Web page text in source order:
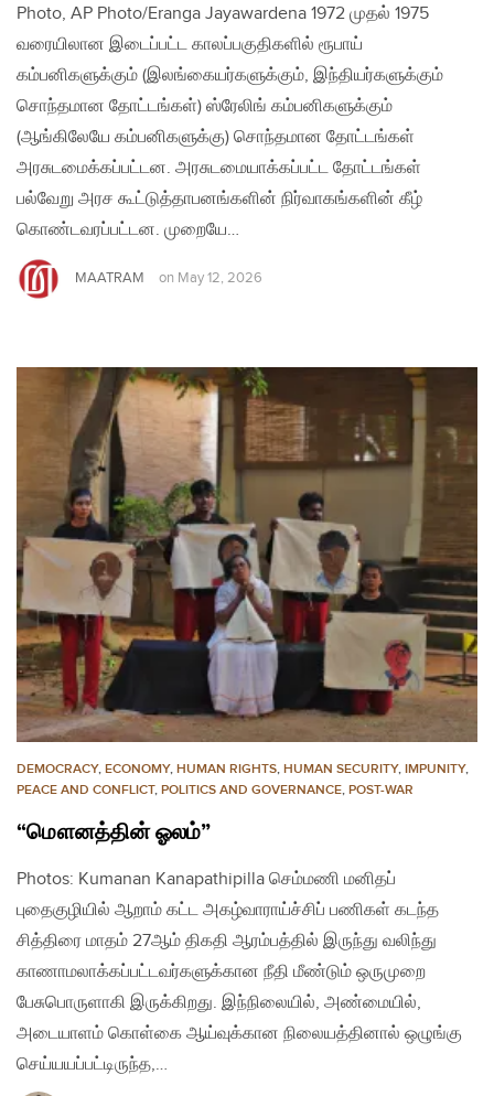
Photo, AP Photo/Eranga Jayawardena 1972 முதல் 1975
வரையிலான இடைப்பட்ட காலப்பகுதிகளில் ரூபாய்
கம்பனிகளுக்கும் (இலங்கையர்களுக்கும், இந்தியர்களுக்கும்
சொந்தமான தோட்டங்கள்) ஸ்ரேலிங் கம்பனிகளுக்கும்
(ஆங்கிலேயே கம்பனிகளுக்கு) சொந்தமான தோட்டங்கள்
அரசுடமைக்கப்பட்டன. அரசுடமையாக்கப்பட்ட தோட்டங்கள்
பல்வேறு அரச கூட்டுத்தாபனங்களின் நிர்வாகங்களின் கீழ்
கொண்ட​வரப்பட்டன. முறையே…
MAATRAM on May 12, 2026
DEMOCRACY, ECONOMY, HUMAN RIGHTS, HUMAN SECURITY, IMPUNITY,
PEACE AND CONFLICT, POLITICS AND GOVERNANCE, POST-WAR
“மௌனத்தின் ஓலம்”
Photos: Kumanan Kanapathipilla செம்மணி மனிதப்
புதைகுழியில் ஆறாம் கட்ட அகழ்வாராய்ச்சிப் பணிகள் கடந்த
சித்திரை மாதம் 27ஆம் திகதி ஆரம்பத்தில் இருந்து வலிந்து
காணாமலாக்கப்பட்டவர்களுக்கான நீதி மீண்டும் ஒருமுறை
பேசுபொருளாகி இருக்கிறது. இந்நிலையில், அண்மையில்,
அடையாளம் கொள்கை ஆய்வுக்கான நிலையத்தினால் ஒழுங்கு
செய்யயப்பட்டிருந்த,…